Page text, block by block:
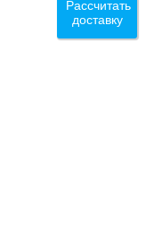
Рассчитать
доставку